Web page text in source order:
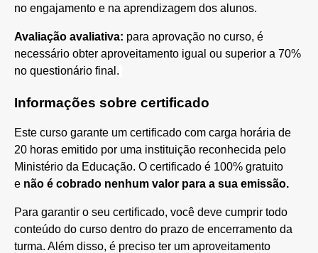
no engajamento e na aprendizagem dos alunos.
Avaliação avaliativa: para aprovação no curso, é
necessário obter aproveitamento igual ou superior a 70%
no questionário final.
Informações sobre certificado
Este curso garante um certificado com carga horária de
20 horas emitido por uma instituição reconhecida pelo
Ministério da Educação. O certificado é 100% gratuito
e não é cobrado nenhum valor para a sua emissão.
Para garantir o seu certificado, você deve cumprir todo
conteúdo do curso dentro do prazo de encerramento da
turma. Além disso, é preciso ter um aproveitamento